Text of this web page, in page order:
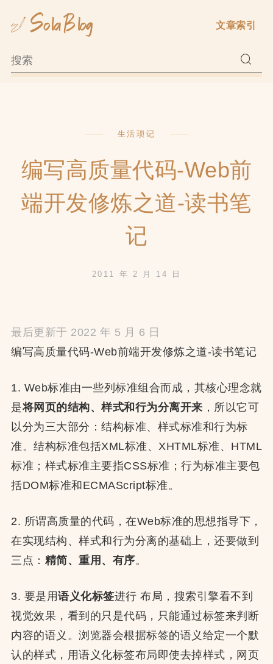
文章索引
生活琐记
编写高质量代码-Web前
端开发修炼之道-读书笔
记
2011 年 2 月 14 日
最后更新于 2022 年 5 月 6 日
编写高质量代码-Web前端开发修炼之道-读书笔记
1. Web标准由一些列标准组合而成，其核心理念就
是将网页的结构、样式和行为分离开来 ，所以它可
以分为三大部分：结构标准、样式标准和行为标
准。结构标准包括XML标准、XHTML标准、HTML
标准；样式标准主要指CSS标准；行为标准主要包
括DOM标准和ECMAScript标准。
2. 所谓高质量的代码，在Web标准的思想指导下，
在实现结构、样式和行为分离的基础上，还要做到
三点： 精简、重用、有序。
3. 要是用语义化标签进行 布局，搜索引擎看不到
视觉效果，看到的只是代码，只能通过标签来判断
内容的语义。浏览器会根据标签的语义给定一个默
认的样式，用语义化标签布局即使去掉样式，网页